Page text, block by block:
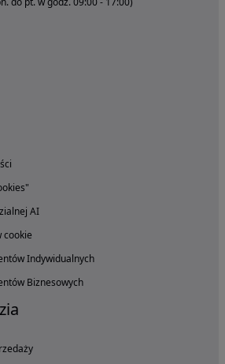
AI
cookie
Indywidualnych
Biznesowych